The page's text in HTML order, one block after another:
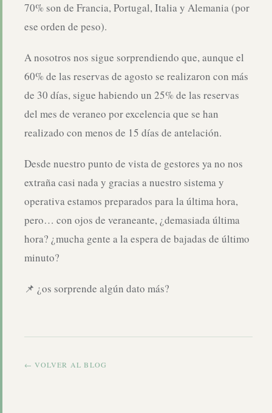
70% son de Francia, Portugal, Italia y Alemania (por
ese orden de peso).
A nosotros nos sigue sorprendiendo que, aunque el
60% de las reservas de agosto se realizaron con más
de 30 días, sigue habiendo un 25% de las reservas
del mes de veraneo por excelencia que se han
realizado con menos de 15 días de antelación.
Desde nuestro punto de vista de gestores ya no nos
extraña casi nada y gracias a nuestro sistema y
operativa estamos preparados para la última hora,
pero… con ojos de veraneante, ¿demasiada última
hora? ¿mucha gente a la espera de bajadas de último
minuto?
📌 ¿os sorprende algún dato más?
← VOLVER AL BLOG